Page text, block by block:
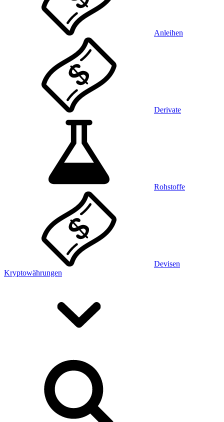
Anleihen
Derivate
Rohstoffe
Devisen
Kryptowährungen